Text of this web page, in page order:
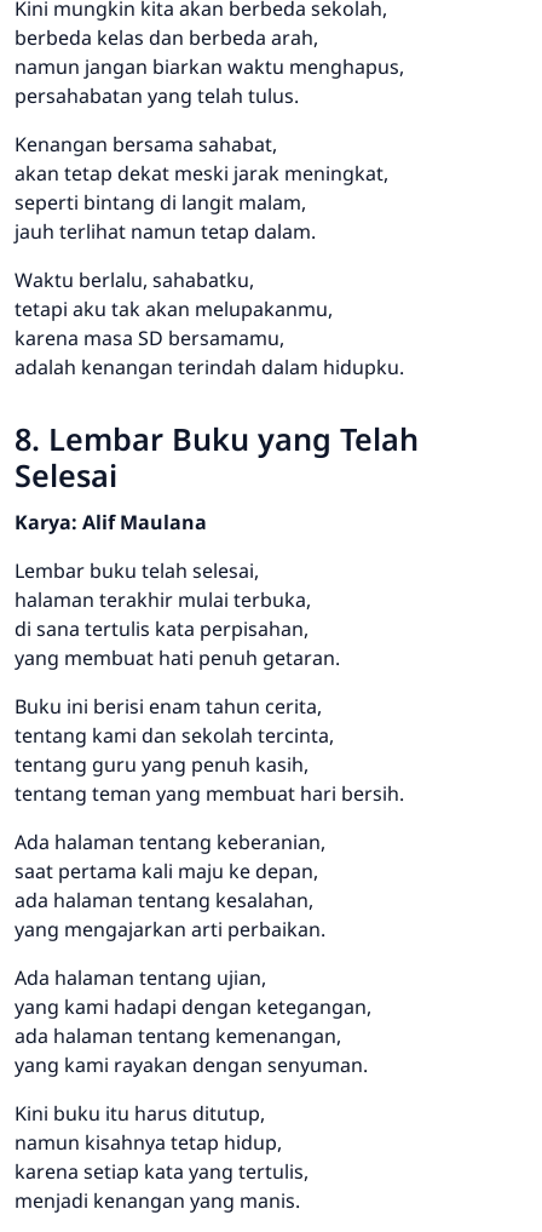
Kini mungkin kita akan berbeda sekolah,
berbeda kelas dan berbeda arah,
namun jangan biarkan waktu menghapus,
persahabatan yang telah tulus.
Kenangan bersama sahabat,
akan tetap dekat meski jarak meningkat,
seperti bintang di langit malam,
jauh terlihat namun tetap dalam.
Waktu berlalu, sahabatku,
tetapi aku tak akan melupakanmu,
karena masa SD bersamamu,
adalah kenangan terindah dalam hidupku.
8. Lembar Buku yang Telah
Selesai
Karya: Alif Maulana
Lembar buku telah selesai,
halaman terakhir mulai terbuka,
di sana tertulis kata perpisahan,
yang membuat hati penuh getaran.
Buku ini berisi enam tahun cerita,
tentang kami dan sekolah tercinta,
tentang guru yang penuh kasih,
tentang teman yang membuat hari bersih.
Ada halaman tentang keberanian,
saat pertama kali maju ke depan,
ada halaman tentang kesalahan,
yang mengajarkan arti perbaikan.
Ada halaman tentang ujian,
yang kami hadapi dengan ketegangan,
ada halaman tentang kemenangan,
yang kami rayakan dengan senyuman.
Kini buku itu harus ditutup,
namun kisahnya tetap hidup,
karena setiap kata yang tertulis,
menjadi kenangan yang manis.